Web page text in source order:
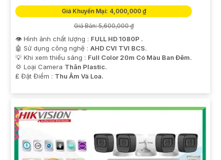
Giá Khuyến Mại: 4,000,000 ₫
Giá Bán: 5,600,000 ₫
👁 Hình ảnh chất lượng : FULL HD 1080P .
🤖️ Sử dụng công nghệ : AHD CVI TVI BCS.
💡 Khi xem thiếu sáng : Full Color 20m Có Màu Ban Ðêm.
💢 Loại Camera Thân Plastic.
️₤ Đặt Điểm : Thu Âm Và Loa.